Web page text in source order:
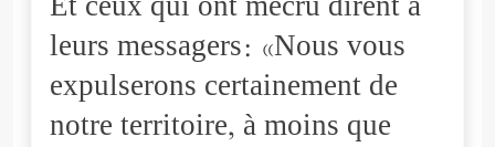
leurs messagers: «Nous vous
expulserons certainement de
notre territoire, à moins que